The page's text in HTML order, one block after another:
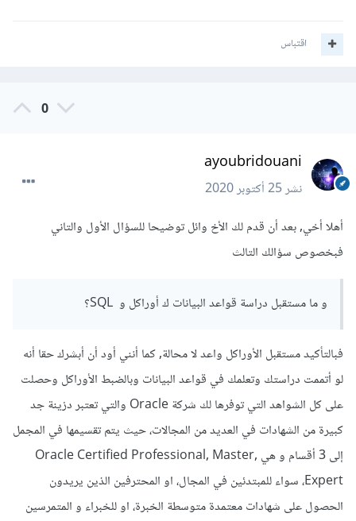
اقتباس
0
ayoubridouani
نشر25 أكتوبر 2020
أهلا أخي, بعد أن قدم لك الأخ وائل توضيحا للسؤال الأول والتاني
فبخصوص سؤالك التالث
و ما مستقبل دراسة قواعد البيانات ك أوراكل و SQL؟
فبالتأكيد مستقبل الأوراكل واعد لا محالة, كما أنني أود أن أبشرك حقا أنه
لو أتممت دراستك وتعلمك في قواعد البيانات وبالضبط الأوراكل وحصلت
على كل الشواهد التي توفرها لك شركة Oracle والتي تعتبر دزينة جد
كبيرة من الشهادات في العديد من المجالات، حيث يتم تقسيمها في المجمل
إلى 3 أقسام و هي Oracle Certified Professional, Master,
Expert، سواء للمبتدئين في المجال، او المحترفين الذين يريدون
الحصول على شهادات معتمدة متوسطة الخبرة، او للخبراء و المتمرسين